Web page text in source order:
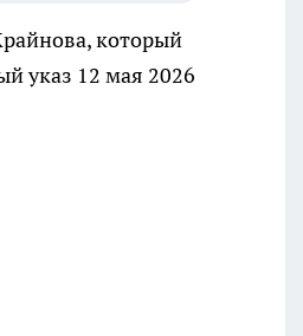
который
указ 12 мая 2026